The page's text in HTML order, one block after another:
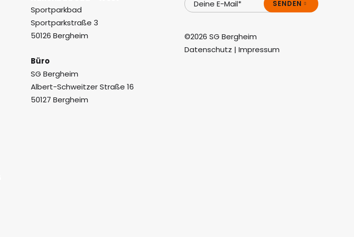
Sportparkbad
Sportparkstraße 3
50126 Bergheim
Büro
SG Bergheim
Albert-Schweitzer Straße 16
50127 Bergheim
SENDEN
©2026 SG Bergheim
Datenschutz | Impressum